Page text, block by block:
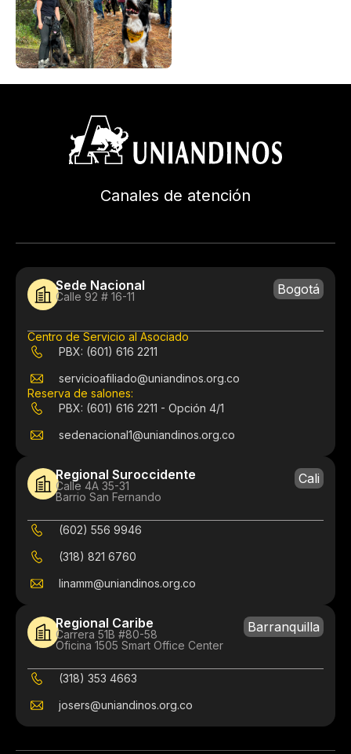
Canales de atención
Sede Nacional
Calle 92 # 16-11 Bogotá
Centro de Servicio al Asociado
PBX: (601) 616 2211
servicioafiliado@uniandinos.org.co
Reserva de salones:
PBX: (601) 616 2211 - Opción 4/1
sedenacional1@uniandinos.org.co
Regional Suroccidente
Calle 4A 35-31
Barrio San Fernando
Cali
(602) 556 9946
(318) 821 6760
linamm@uniandinos.org.co
Regional Caribe
Carrera 51B #80-58
Oficina 1505 Smart Office Center
Barranquilla
(318) 353 4663
josers@uniandinos.org.co